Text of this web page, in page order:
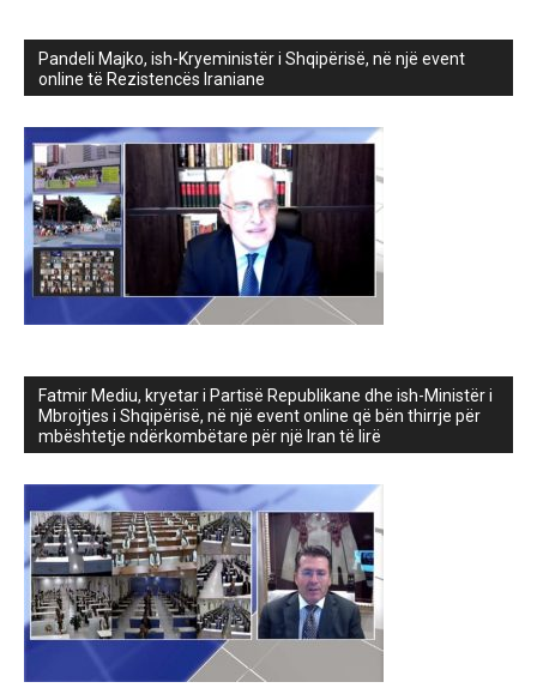
Pandeli Majko, ish-Kryeministër i Shqipërisë, në një event
online të Rezistencës Iraniane
Fatmir Mediu, kryetar i Partisë Republikane dhe ish-Ministër i
Mbrojtjes i Shqipërisë, në një event online që bën thirrje për
mbështetje ndërkombëtare për një Iran të lirë